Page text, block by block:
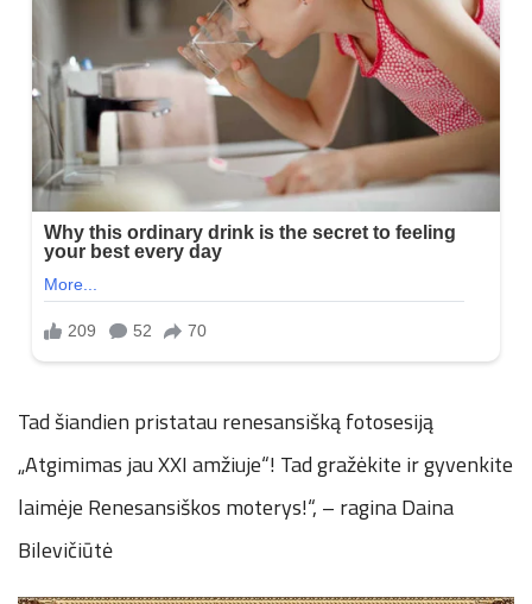
Tad šiandien pristatau renesansišką fotosesiją
„Atgimimas jau XXI amžiuje“! Tad gražėkite ir gyvenkite
laimėje Renesansiškos moterys!“, – ragina Daina
Bilevičiūtė